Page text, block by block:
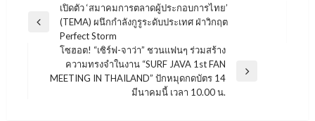
แนะแนว
เรื่อง
Previous
เปิดตัว ‘สมาคมการตลาดผู้ประกอบการไทย’
(TEMA) ผนึกกำลังกูรูระดับประเทศ ฝ่าวิกฤต
Perfect Storm
Next
โซฮอต! “เซิร์ฟ-จาว่า” ชวนแฟนๆ ร่วมสร้าง
ความทรงจำในงาน “SURF JAVA 1st FAN
MEETING IN THAILAND” ปักหมุดกดบัตร 14
มีนาคมนี้ เวลา 10.00 น.